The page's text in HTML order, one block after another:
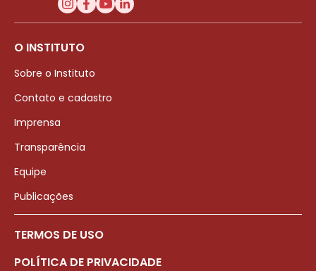
O INSTITUTO
Sobre o Instituto
Contato e cadastro
Imprensa
Transparência
Equipe
Publicações
TERMOS DE USO
POLÍTICA DE PRIVACIDADE